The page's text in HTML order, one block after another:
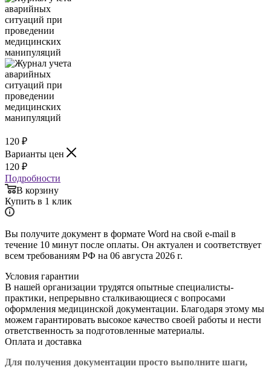
120 ₽
Варианты цен
120 ₽
Подробности
В корзину
Купить в 1 клик
Вы получите документ в формате Word на свой e-mail в
течение 10 минут после оплаты. Он актуален и соответствует
всем требованиям РФ на 06 августа 2026 г.
Условия гарантии
В нашей организации трудятся опытные специалисты-
практики, непрерывно сталкивающиеся с вопросами
оформления медицинской документации. Благодаря этому мы
можем гарантировать высокое качество своей работы и нести
ответственность за подготовленные материалы.
Оплата и доставка
Для получения документации просто выполните шаги,